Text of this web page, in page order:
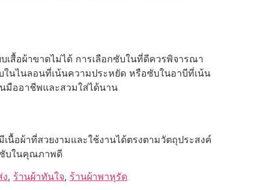
บเสื้อผ้าขาดไม่ได้ การเลือกซับในที่ดีควรพิจารณา
ในไนลอนที่เน้นความประหยัด หรือซับในอาบีที่เน้น
มืออาชีพและสวมใส่ได้นาน
นื้อผ้าที่สวยงามและใช้งานได้ตรงตามวัตถุประสงค์
ซับในคุณภาพดี
, ร้านผ้าทันใจ, ร้านผ้าพาหุรัด